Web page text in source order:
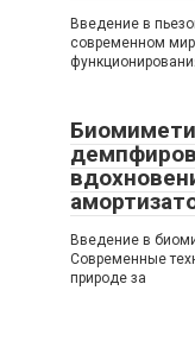
Введение в
современном
Введение в
Современные
природе за